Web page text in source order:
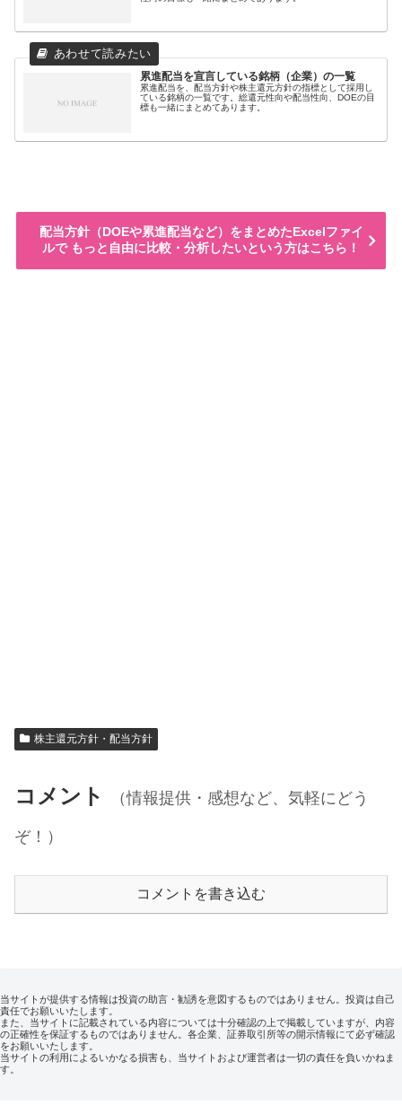
累進配当を宣言している銘柄（企業）の一覧
累進配当を、配当方針や株主還元方針の指標として採用し
ている銘柄の一覧です。総還元性向や配当性向、DOEの目
標も一緒にまとめてあります。
配当方針（DOEや累進配当など）をまとめたExcelファイ
ルで もっと自由に比較・分析したいという方はこちら！
株主還元方針・配当方針
コメント
（情報提供・感想など、気軽にどう
ぞ！）
コメントを書き込む
当サイトが提供する情報は投資の助言・勧誘を意図するものではありません。投資は自己
責任でお願いいたします。
また、当サイトに記載されている内容については十分確認の上で掲載していますが、内容
の正確性を保証するものではありません。各企業、証券取引所等の開示情報にて必ず確認
をお願いいたします。
当サイトの利用によるいかなる損害も、当サイトおよび運営者は一切の責任を負いかねま
す。